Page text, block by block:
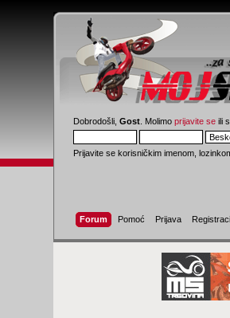
Dobrodošli,Gost . Molimoprijavite se ili
Prijavite se korisničkim imenom,
Forum Pomoć Prijava